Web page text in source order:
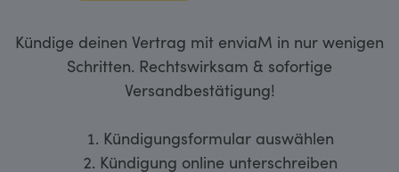
Kündige deinen Vertrag mit enviaM in nur wenigen
Schritten. Rechtswirksam & sofortige
Versandbestätigung!
Kündigungsformular auswählen
Kündigung online unterschreiben